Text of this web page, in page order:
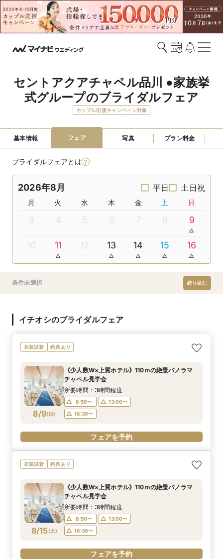
セントアクアチャペル品川 ●家族挙
式グループのブライダルフェア
カップル応援キャンペーン対象
基本情報 フェア 写真 プラン料金
ブライダルフェアとは
2026年8月 平日 土日祝
月 火 水 木 金 土 日
3 4 5 6 7 8 9
10 11 12 13 14 15 16
条件未選択 絞り込む
イチオシのブライダルフェア
衣装試着 特典あり
8/9(日)
《少人数W×上質ホテル》110ｍの絶景パノラマ
チャペル見学会
所要時間：3時間程度
8:50〜
13:00〜
16:30〜
フェアを予約
衣装試着 特典あり
8/15(土)
《少人数W×上質ホテル》110ｍの絶景パノラマ
チャペル見学会
所要時間：3時間程度
8:50〜
13:00〜
16:30〜
フェアを予約